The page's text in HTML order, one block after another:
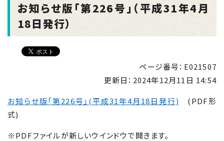
お知らせ版「第226号」（平成31年4月
18日発行）
ページ番号：E021507
更新日： 2024年12月11日 14:54
お知らせ版「第226号」(平成31年4月18日発行) (PDF形
式)
※PDFファイルが新しいウインドウで開きます。